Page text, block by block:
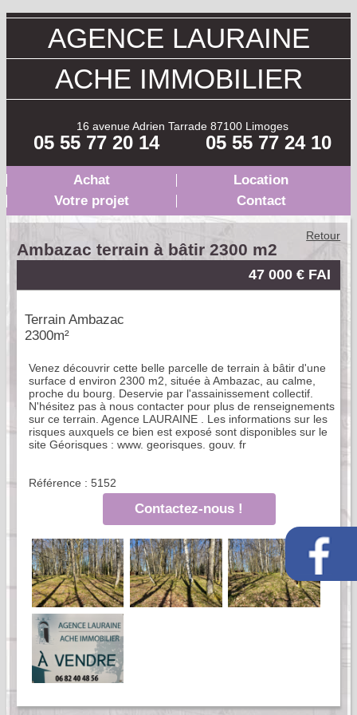
AGENCE LAURAINE
ACHE IMMOBILIER
16 avenue Adrien Tarrade 87100 Limoges
05 55 77 20 14 05 55 77 24 10
Achat
Location
Votre projet
Contact
Retour
Ambazac terrain à bâtir 2300 m2
47 000 € FAI
Terrain Ambazac
2300m²
Venez découvrir cette belle parcelle de terrain à bâtir d'une
surface d environ 2300 m2, située à Ambazac, au calme,
proche du bourg. Deservie par l'assainissement collectif.
N'hésitez pas à nous contacter pour plus de renseignements
sur ce terrain. Agence LAURAINE . Les informations sur les
risques auxquels ce bien est exposé sont disponibles sur le
site Géorisques : www. georisques. gouv. fr
Référence : 5152
Contactez-nous !